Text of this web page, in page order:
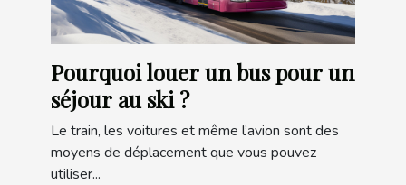
Pourquoi louer un bus pour un
séjour au ski ?
Le train, les voitures et même l’avion sont des
moyens de déplacement que vous pouvez
utiliser...